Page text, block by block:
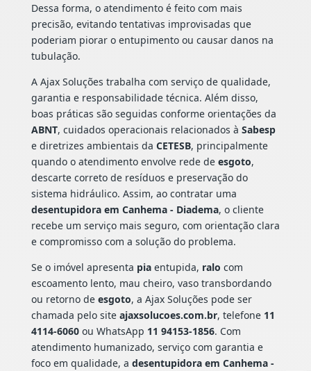
Dessa forma, o atendimento é feito com mais
precisão, evitando tentativas improvisadas que
poderiam piorar o entupimento ou causar danos na
tubulação.
A Ajax Soluções trabalha com serviço de qualidade,
garantia e responsabilidade técnica. Além disso,
boas práticas são seguidas conforme orientações da
ABNT, cuidados operacionais relacionados à Sabesp
e diretrizes ambientais da CETESB, principalmente
quando o atendimento envolve rede de esgoto,
descarte correto de resíduos e preservação do
sistema hidráulico. Assim, ao contratar uma
desentupidora em Canhema - Diadema, o cliente
recebe um serviço mais seguro, com orientação clara
e compromisso com a solução do problema.
Se o imóvel apresenta piaentupida, ralo com
escoamento lento, mau cheiro, vaso transbordando
ou retorno de esgoto, a Ajax Soluções pode ser
chamada pelo site ajaxsolucoes.com.br, telefone 11
4114-6060ou WhatsApp 11 94153-1856. Com
atendimento humanizado, serviço com garantia e
foco em qualidade, a desentupidora em Canhema -